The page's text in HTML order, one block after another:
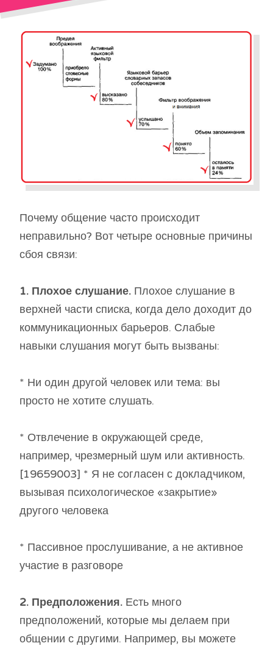
Почему общение часто происходит
неправильно? Вот четыре основные причины
сбоя связи:
1. Плохое слушание. Плохое слушание в
верхней части списка, когда дело доходит до
коммуникационных барьеров. Слабые
навыки слушания могут быть вызваны:
* Ни один другой человек или тема: вы
просто не хотите слушать.
* Отвлечение в окружающей среде,
например, чрезмерный шум или активность.
[19659003] * Я не согласен с докладчиком,
вызывая психологическое «закрытие»
другого человека
* Пассивное прослушивание, а не активное
участие в разговоре
2. Предположения. Есть много
предположений, которые мы делаем при
общении с другими. Например, вы можете